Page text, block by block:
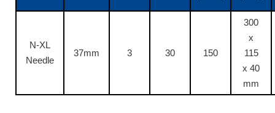
N-XL
Needle
37mm 3 30 150
300
x
115
x 40
mm